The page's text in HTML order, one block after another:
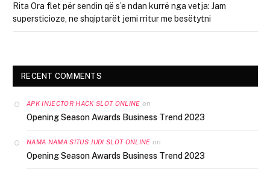
Rita Ora flet për sendin që s’e ndan kurrë nga vetja: Jam
supersticioze, ne shqiptarët jemi rritur me besëtytni
RECENT COMMENTS
APK INJECTOR HACK SLOT ONLINE on
Opening Season Awards Business Trend 2023
NAMA NAMA SITUS JUDI SLOT ONLINE on
Opening Season Awards Business Trend 2023